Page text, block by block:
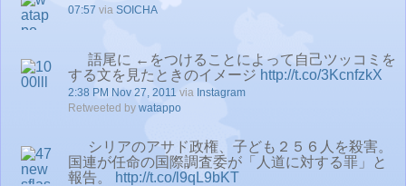
07:57 via SOICHA
語尾に ←をつけることによって自己ツッコミを
する文を見たときのイメージ http://t.co/3KcnfzkX
2:38 PM Nov 27, 2011 via Instagram
Retweeted by watappo
シリアのアサド政権、子ども２５６人を殺害。
国連が任命の国際調査委が「人道に対する罪」と
報告。
http://t.co/l9qL9bKT